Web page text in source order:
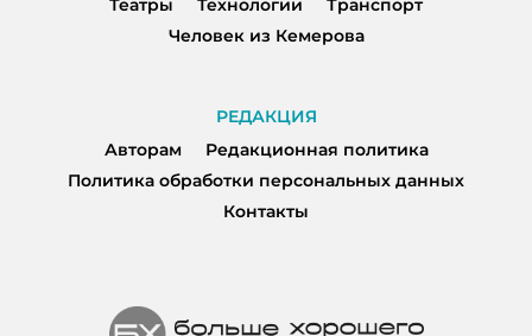
Человек из Кемерова
РЕДАКЦИЯ
Авторам
Редакционная политика
Политика обработки персональных данных
Контакты